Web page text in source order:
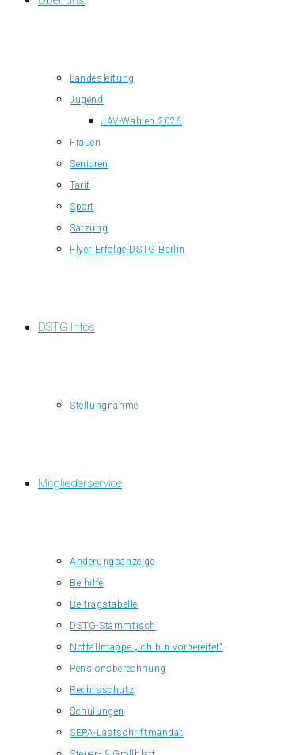
Landesleitung
Jugend
JAV-Wahlen 2026
Frauen
Senioren
Tarif
Sport
Satzung
Flyer Erfolge DSTG Berlin
DSTG Infos
Stellungnahme
Mitgliederservice
Änderungsanzeige
Beihilfe
Beitragstabelle
DSTG-Stammtisch
Notfallmappe „ich bin vorbereitet“
Pensionsberechnung
Rechtsschutz
Schulungen
SEPA-Lastschriftmandat